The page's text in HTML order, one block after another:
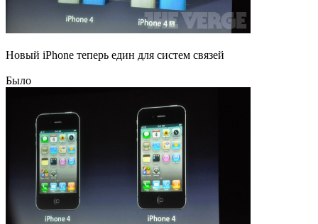
Новый iPhone теперь един для систем связей
Было